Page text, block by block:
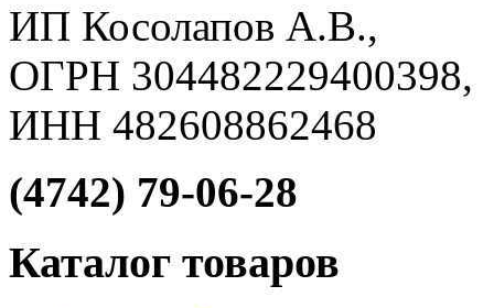
ИП Косолапов А.В.,
ОГРН 304482229400398,
ИНН 482608862468
(4742) 79-06-28
Каталог товаров